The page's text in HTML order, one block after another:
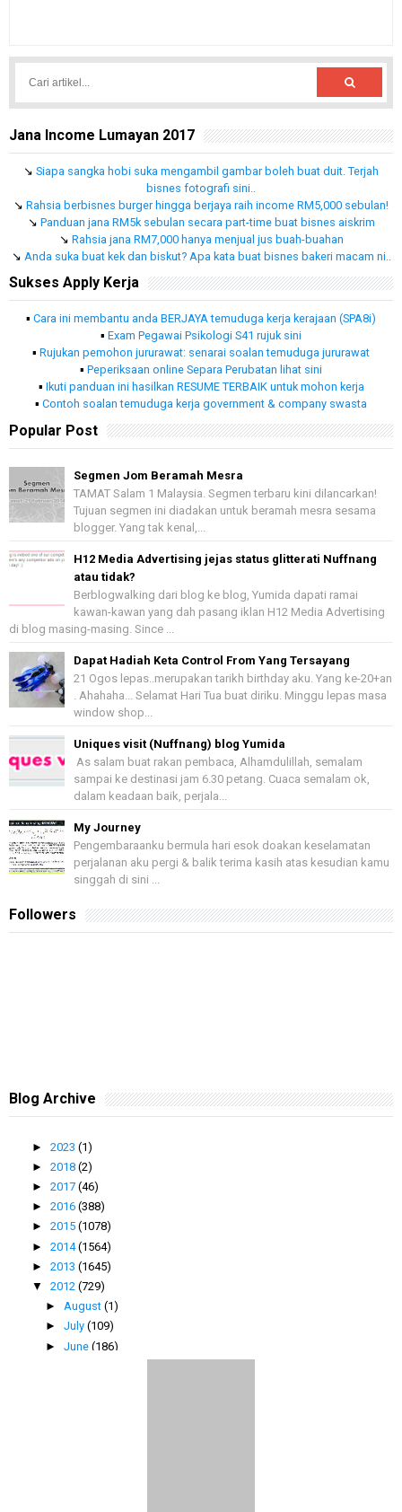
Jana Income Lumayan 2017
↘ Siapa sangka hobi suka mengambil gambar boleh buat duit. Terjah
bisnes fotografi sini..
↘ Rahsia berbisnes burger hingga berjaya raih income RM5,000 sebulan!
↘ Panduan jana RM5k sebulan secara part-time buat bisnes aiskrim
↘ Rahsia jana RM7,000 hanya menjual jus buah-buahan
↘ Anda suka buat kek dan biskut? Apa kata buat bisnes bakeri macam ni..
Sukses Apply Kerja
▪ Cara ini membantu anda BERJAYA temuduga kerja kerajaan (SPA8i)
▪ Exam Pegawai Psikologi S41 rujuk sini
▪ Rujukan pemohon jururawat: senarai soalan temuduga jururawat
▪ Peperiksaan online Separa Perubatan lihat sini
▪ Ikuti panduan ini hasilkan RESUME TERBAIK untuk mohon kerja
▪ Contoh soalan temuduga kerja government & company swasta
Popular Post
Segmen Jom Beramah Mesra
TAMAT Salam 1 Malaysia. Segmen terbaru kini dilancarkan!
Tujuan segmen ini diadakan untuk beramah mesra sesama
blogger. Yang tak kenal,...
H12 Media Advertising jejas status glitterati Nuffnang
atau tidak?
Berblogwalking dari blog ke blog, Yumida dapati ramai
kawan-kawan yang dah pasang iklan H12 Media Advertising
di blog masing-masing. Since ...
Dapat Hadiah Keta Control From Yang Tersayang
21 Ogos lepas..merupakan tarikh birthday aku. Yang ke-20+an
. Ahahaha... Selamat Hari Tua buat diriku. Minggu lepas masa
window shop...
Uniques visit (Nuffnang) blog Yumida
As salam buat rakan pembaca, Alhamdulillah, semalam
sampai ke destinasi jam 6.30 petang. Cuaca semalam ok,
dalam keadaan baik, perjala...
My Journey
Pengembaraanku bermula hari esok doakan keselamatan
perjalanan aku pergi & balik terima kasih atas kesudian kamu
singgah di sini ...
Followers
Blog Archive
► 2023 (1)
► 2018 (2)
► 2017 (46)
► 2016 (388)
► 2015 (1078)
► 2014(1564)
► 2013 (1645)
▼ 2012 (729)
►August(1)
►July(109)
►June(186)